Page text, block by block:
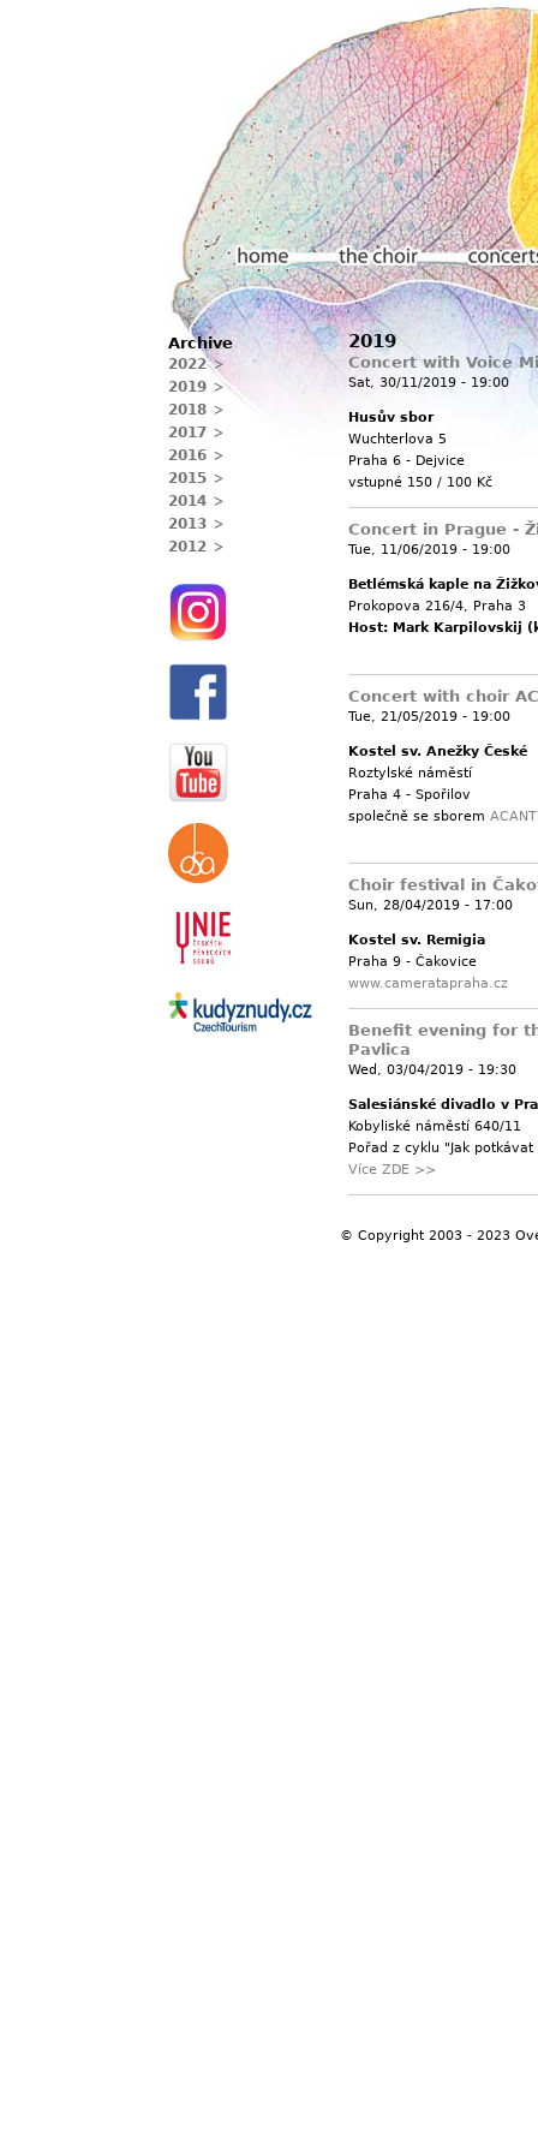
2019
Concert with Voice
Sat, 30/11/2019 - 19:00
Husův sbor
Wuchterlova 5
Praha 6 - Dejvice
vstupné 150 / 100 Kč
Concert in Prague -
Tue, 11/06/2019 - 19:00
Betlémská kaple na
Prokopova 216/4, Praha 3
Host: Mark Karpilovskij
Concert with choir
Tue, 21/05/2019 - 19:00
Kostel sv. Anežky České
Roztylské náměstí
Praha 4 - Spořilov
společně se sborem ACANT
Choir festival in
Sun, 28/04/2019 - 17:00
Kostel sv. Remigia
Praha 9 - Čakovice
www.cameratapraha.cz
Benefit evening for
Pavlica
Wed, 03/04/2019 - 19:30
Salesiánské divadlo v
Kobyliské náměstí 640/11
Pořad z cyklu "Jak
Více ZDE >>
Main menu
Home The choir Concerts
Archive
2022
2019
2018
2017
2016
2015
2014
2013
2012
© Copyright 2003 - 2023